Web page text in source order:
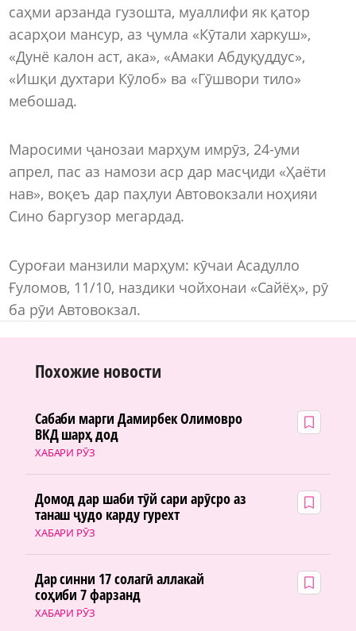
саҳми арзанда гузошта, муаллифи як қатор
асарҳои мансур, аз ҷумла «Кӯтали харкуш»,
«Дунё калон аст, ака», «Амаки Абдуқуддус»,
«Ишқи духтари Кӯлоб» ва «Гӯшвори тило»
мебошад.
Маросими ҷанозаи марҳум имрӯз, 24-уми
апрел, пас аз намози аср дар масҷиди «Ҳаёти
нав», воқеъ дар паҳлуи Автовокзали ноҳияи
Сино баргузор мегардад.
Суроғаи манзили марҳум: кӯчаи Асадулло
Ғуломов, 11/10, наздики чойхонаи «Сайёҳ», рӯ
ба рӯи Автовокзал.
Похожие новости
ХАБАРИ РӮЗ
Сабаби марги Дамирбек Олимовро
ВКД шарҳ дод
ХАБАРИ РӮЗ
Домод дар шаби тӯй сари арӯсро аз
танаш ҷудо карду гурехт
ХАБАРИ РӮЗ
Дар синни 17 солагӣ аллакай
соҳиби 7 фарзанд